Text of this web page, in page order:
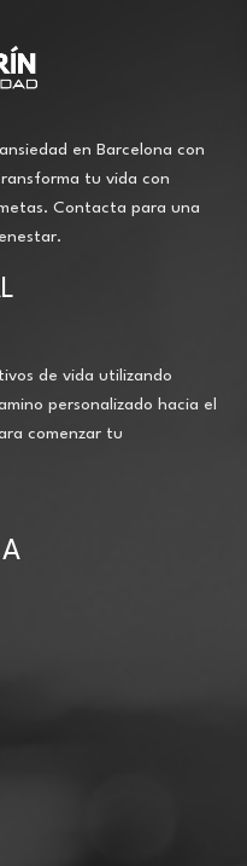
en Barcelona con
tu vida con
Contacta para una
de vida utilizando
personalizado hacia el
comenzar tu